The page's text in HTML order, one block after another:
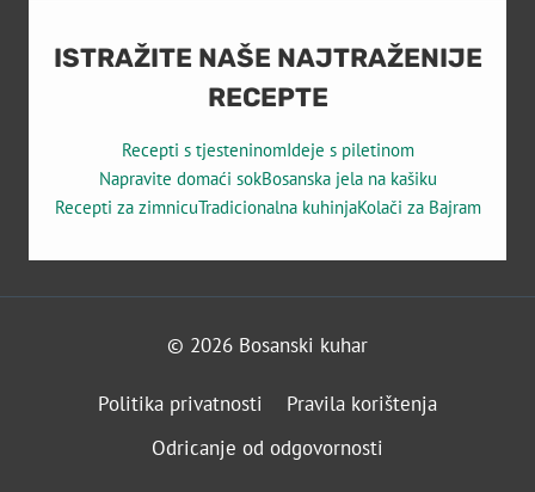
ISTRAŽITE NAŠE NAJTRAŽENIJE
RECEPTE
Recepti s tjesteninomIdeje s piletinom
Napravite domaći sokBosanska jela na kašiku
Recepti za zimnicuTradicionalna kuhinjaKolači za Bajram
© 2026 Bosanski kuhar
Politika privatnosti
Pravila korištenja
Odricanje od odgovornosti